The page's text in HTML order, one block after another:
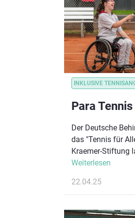
INKLUSIVE
Der Deutsche
das "Tennis für
Kraemer-Stiftung
Behinderung
Besondere und
Disziplinen
Weiterlesen
22.04.25